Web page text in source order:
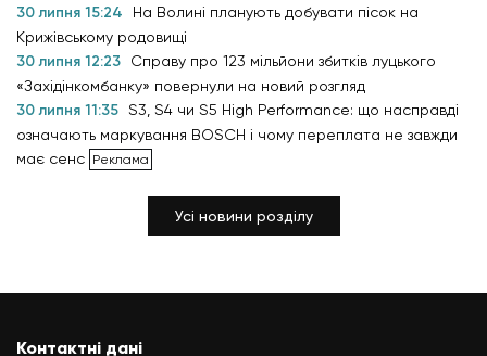
30 липня 15:24
На Волині планують добувати пісок на
Крижівському родовищі
30 липня 12:23
Справу про 123 мільйони збитків луцького
«Західінкомбанку» повернули на новий розгляд
30 липня 11:35 S3, S4 чи S5 High Performance: що насправді
означають маркування BOSCH і чому переплата не завжди
має сенс
Усі новини розділу
Контактні дані